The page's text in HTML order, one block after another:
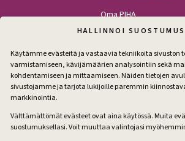
HALLINNOI
Käytämme evästeitä ja vastaavia tekniikoita sivuston
varmistamiseen, kävijämäärien analysointiin sekä
kohdentamiseen ja mittaamiseen. Näiden tietojen
sivustojamme ja tarjota lukijoille paremmin
markkinointia.
Välttämättömät evästeet ovat aina käytössä. Muita
suostumuksellasi. Voit muuttaa valintojasi
Oma PIHA
Kodin Pellervo
Maatilan Pellervo
Facebook